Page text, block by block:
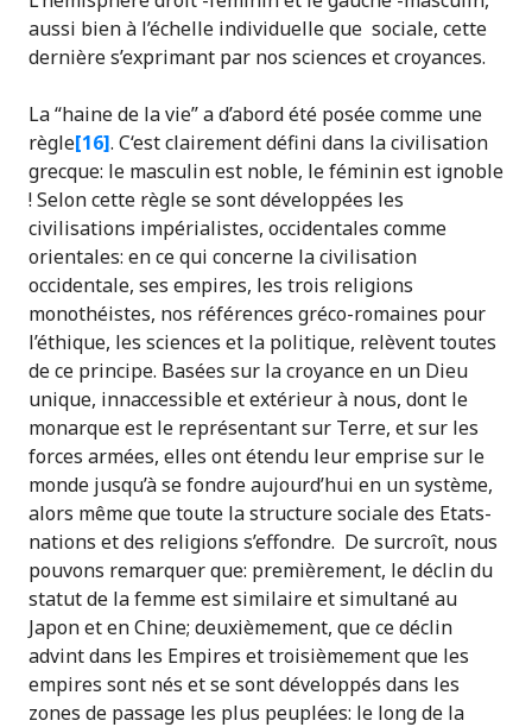
aussi bien à l’échelle individuelle que sociale, cette
dernière s’exprimant par nos sciences et croyances.
La “haine de la vie” a d’abord été posée comme une
règle[16]. C‘est clairement défini dans la civilisation
grecque: le masculin est noble, le féminin est ignoble
! Selon cette règle se sont développées les
civilisations impérialistes, occidentales comme
orientales: en ce qui concerne la civilisation
occidentale, ses empires, les trois religions
monothéistes, nos références gréco-romaines pour
l’éthique, les sciences et la politique, relèvent toutes
de ce principe. Basées sur la croyance en un Dieu
unique, innaccessible et extérieur à nous, dont le
monarque est le représentant sur Terre, et sur les
forces armées, elles ont étendu leur emprise sur le
monde jusqu’à se fondre aujourd’hui en un système,
alors même que toute la structure sociale des Etats-
nations et des religions s’effondre. De surcroît, nous
pouvons remarquer que: premièrement, le déclin du
statut de la femme est similaire et simultané au
Japon et en Chine; deuxièmement, que ce déclin
advint dans les Empires et troisièmement que les
empires sont nés et se sont développés dans les
zones de passage les plus peuplées: le long de la